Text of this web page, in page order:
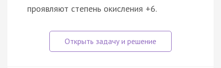
проявляют степень окисления +6.